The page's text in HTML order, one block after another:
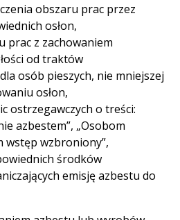
obszaru prac przez
osłon,
prac z zachowaniem
od traktów
osób pieszych, nie mniejszej
osłon,
ostrzegawczych o treści:
azbestem”, „Osobom
wstęp wzbroniony”,
środków
emisję azbestu do